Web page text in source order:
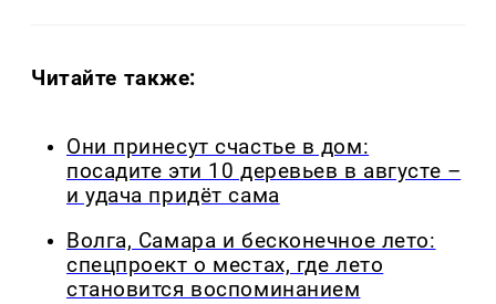
Читайте также:
Они принесут счастье в дом:
посадите эти 10 деревьев в августе –
и удача придёт сама
Волга, Самара и бесконечное лето:
спецпроект о местах, где лето
становится воспоминанием